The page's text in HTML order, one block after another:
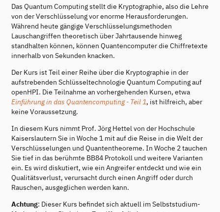
Das Quantum Computing stellt die Kryptographie, also die Lehre
von der Verschlüsselung vor enorme Herausforderungen.
Während heute gängige Verschlüsselungsmethoden
Lauschangriffen theoretisch über Jahrtausende hinweg
standhalten können, können Quantencomputer die Chiffretexte
innerhalb von Sekunden knacken.
Der Kurs ist Teil einer Reihe über die Kryptographie in der
aufstrebenden Schlüsseltechnologie Quantum Computing auf
openHPI. Die Teilnahme an vorhergehenden Kursen, etwa
Einführung in das Quantencomputing - Teil 1, ist hilfreich, aber
keine Voraussetzung.
In diesem Kurs nimmt Prof. Jörg Hettel von der Hochschule
Kaiserslautern Sie in Woche 1 mit auf die Reise in die Welt der
Verschlüsselungen und Quantentheoreme. In Woche 2 tauchen
Sie tief in das berühmte BB84 Protokoll und weitere Varianten
ein. Es wird diskutiert, wie ein Angreifer entdeckt und wie ein
Qualitätsverlust, verursacht durch einen Angriff oder durch
Rauschen, ausgeglichen werden kann.
Achtung: Dieser Kurs befindet sich aktuell im Selbststudium-